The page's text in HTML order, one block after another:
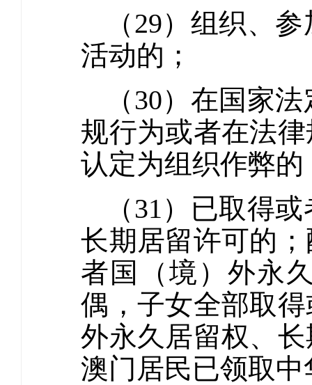
（29）组织、
活动的；
（30）在国家
规行为或者在法
认定为组织作弊的
（31）已取得
长期居留许可的
者国（境）外永
偶，子女全部取
外永久居留权、
澳门居民已领取